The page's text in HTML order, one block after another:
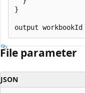
}
File parameter
JSON